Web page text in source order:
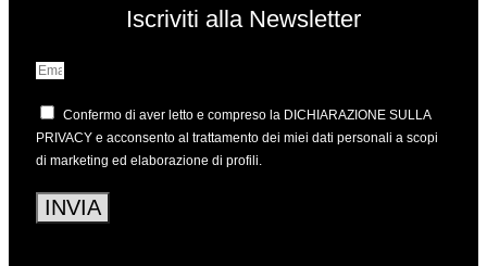
Iscriviti alla Newsletter
Confermo di aver letto e compreso la DICHIARAZIONE SULLA
PRIVACY e acconsento al trattamento dei miei dati personali a scopi
di marketing ed elaborazione di profili.
INVIA